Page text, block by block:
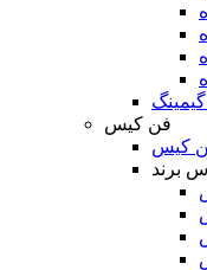
فن کیس
کیس
برند